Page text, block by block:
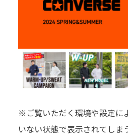
※ご覧いただく環境や設定に
いない状態で表示されてしま